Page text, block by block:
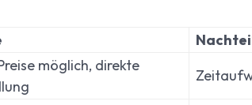
möglich, direkte